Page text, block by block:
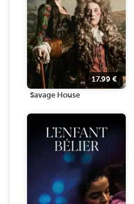
17.99 €
Savage House